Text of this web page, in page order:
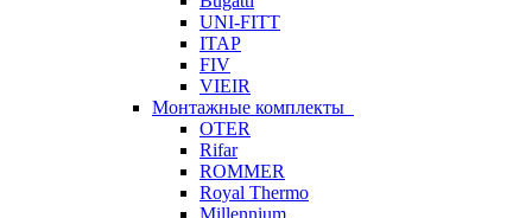
UNI-FITT
ITAP
FIV
VIEIR
Монтажные комплекты
OTER
Rifar
ROMMER
Royal Thermo
Millennium